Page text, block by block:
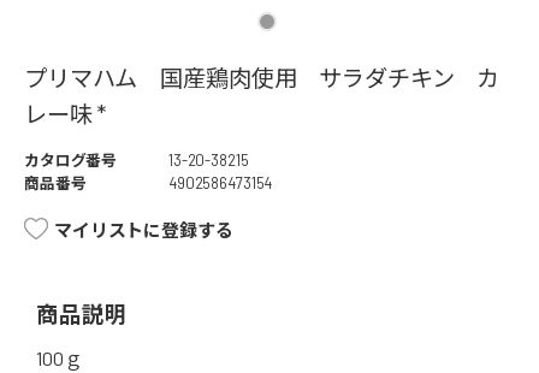
プリマハム 国産鶏肉使用 サラダチキン カ
レー味 *
カタログ番号
13-20-38215
商品番号
4902586473154
マイリストに登録する
商品説明
100ｇ